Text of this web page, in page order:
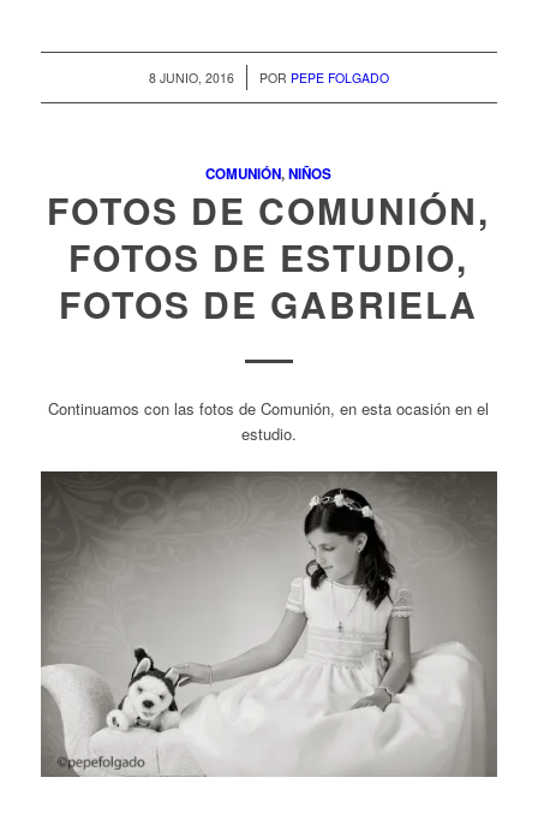
8 JUNIO, 2016
/ POR PEPE FOLGADO
COMUNIÓN,NIÑOS
FOTOS DE COMUNIÓN,
FOTOS DE ESTUDIO,
FOTOS DE GABRIELA
Continuamos con las fotos de Comunión, en esta ocasión en el
estudio.